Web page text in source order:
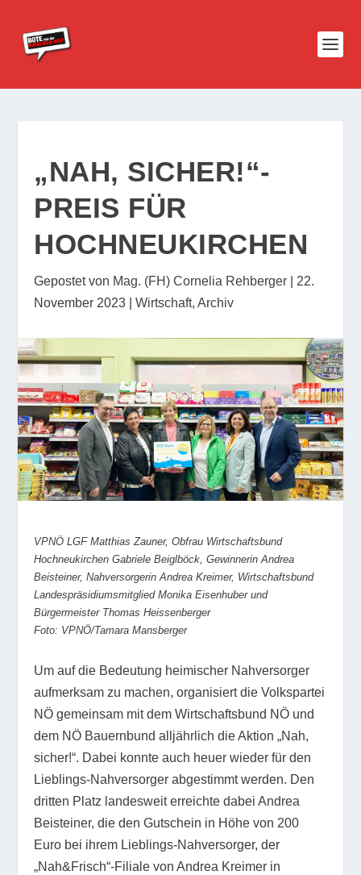
„NAH, SICHER!“-
PREIS FÜR
HOCHNEUKIRCHEN
Gepostet von Mag. (FH) Cornelia Rehberger
22.
November 2023 |Wirtschaft,Archiv
VPNÖ LGF Matthias Zauner, Obfrau Wirtschaftsbund
Hochneukirchen Gabriele Beiglböck, Gewinnerin Andrea
Beisteiner, Nahversorgerin Andrea Kreimer, Wirtschaftsbund
Landespräsidiumsmitglied Monika Eisenhuber und
Bürgermeister Thomas Heissenberger
Foto: VPNÖ/Tamara Mansberger
Um auf die Bedeutung heimischer Nahversorger
aufmerksam zu machen, organisiert die Volkspartei
NÖ gemeinsam mit dem Wirtschaftsbund NÖ und
dem NÖ Bauernbund alljährlich die Aktion „Nah,
sicher!“. Dabei konnte auch heuer wieder für den
Lieblings-Nahversorger abgestimmt werden. Den
dritten Platz landesweit erreichte dabei Andrea
Beisteiner, die den Gutschein in Höhe von 200
Euro bei ihrem Lieblings-Nahversorger, der
„Nah&Frisch“-Filiale von Andrea Kreimer in